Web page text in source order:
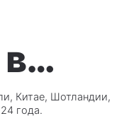
Китае, Шотландии,
года.